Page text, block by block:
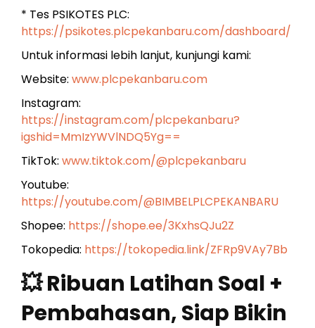
* Tes PSIKOTES PLC:
https://psikotes.plcpekanbaru.com/dashboard/
Untuk informasi lebih lanjut, kunjungi kami:
Website: www.plcpekanbaru.com
Instagram:
https://instagram.com/plcpekanbaru?
igshid=MmIzYWVlNDQ5Yg==
TikTok: www.tiktok.com/@plcpekanbaru
Youtube:
https://youtube.com/@BIMBELPLCPEKANBARU
Shopee: https://shope.ee/3KxhsQJu2Z
Tokopedia: https://tokopedia.link/ZFRp9VAy7Bb
💥 Ribuan Latihan Soal +
Pembahasan, Siap Bikin